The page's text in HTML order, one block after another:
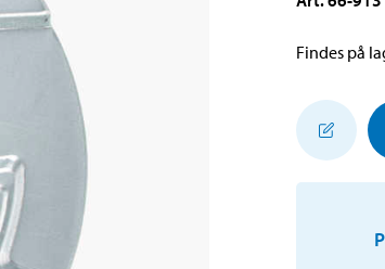
Findes på